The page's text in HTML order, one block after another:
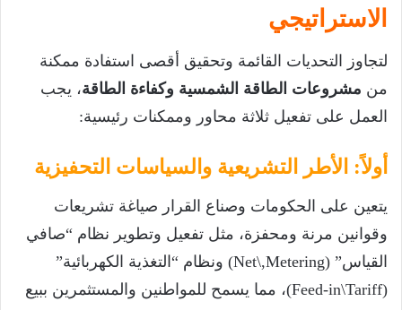
الاستراتيجي
لتجاوز التحديات القائمة وتحقيق أقصى استفادة ممكنة
من مشروعات الطاقة الشمسية وكفاءة الطاقة، يجب
العمل على تفعيل ثلاثة محاور وممكنات رئيسية:
أولاً: الأطر التشريعية والسياسات التحفيزية
يتعين على الحكومات وصناع القرار صياغة تشريعات
وقوانين مرنة ومحفزة، مثل تفعيل وتطوير نظام “صافي
القياس” (Net\,Metering) ونظام “التغذية الكهربائية”
(
Feed-in\Tariff)، مما يسمح للمواطنين والمستثمرين ببيع